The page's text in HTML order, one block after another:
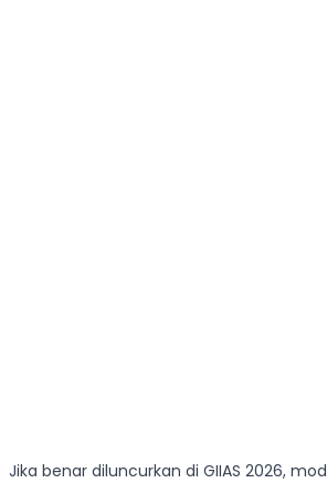
Jika benar diluncurkan di GIIAS 2026,